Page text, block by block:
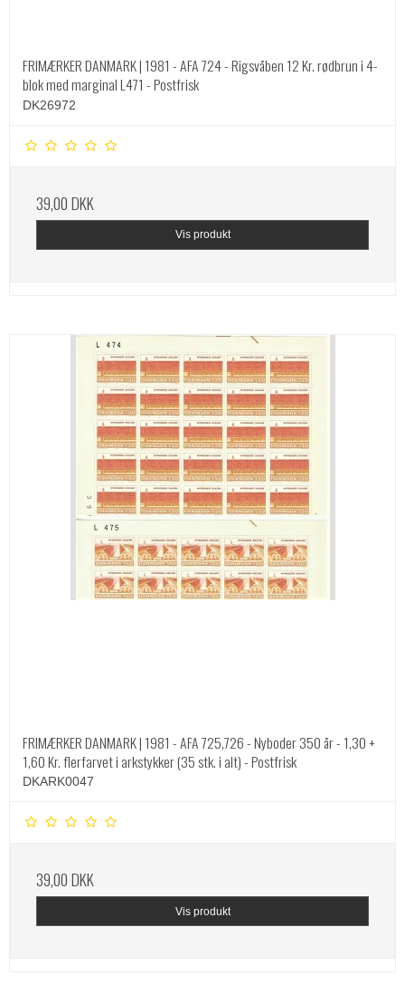
FRIMÆRKER DANMARK | 1981 - AFA 724 - Rigsvåben 12 Kr. rødbrun i 4-
blok med marginal L471 - Postfrisk
DK26972
39,00 DKK
Vis produkt
FRIMÆRKER DANMARK | 1981 - AFA 725,726 - Nyboder 350 år - 1,30 +
1,60 Kr. flerfarvet i arkstykker (35 stk. i alt) - Postfrisk
DKARK0047
39,00 DKK
Vis produkt